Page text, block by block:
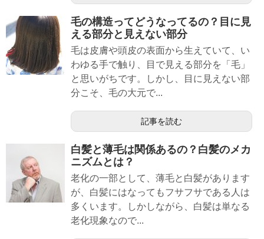
毛の構造ってどうなってるの？目に見
える部分と見えない部分
毛は皮膚や頭皮の表面から生えていて、い
わゆる手で触り、目で見える部分を「毛」
と思いがちです。しかし、目に見えない部
分こそ、毛の大元で...
記事を読む
白髪と薄毛は関係あるの？白髪のメカ
ニズムとは？
老化の一部として、薄毛と白髪があります
が、白髪にはなってもフサフサである人は
多くいます。しかしながら、白髪は単なる
老化現象なので...